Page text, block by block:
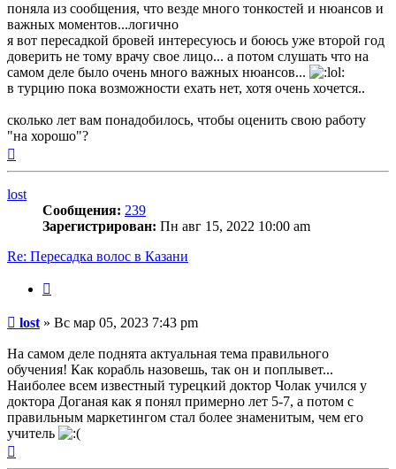
поняла из сообщения, что везде много тонкостей и нюансов и
важных моментов...логично
я вот пересадкой бровей интересуюсь и боюсь уже второй год
доверить не тому врачу свое лицо... а потом слушать что на
самом деле было очень много важных нюансов...
в турцию пока возможности ехать нет, хотя очень хочется..
сколько лет вам понадобилось, чтобы оценить свою работу
"на хорошо"?
lost
Сообщения: 239
Зарегистрирован: Пн авг 15, 2022 10:00 am
Re: Пересадка волос в Казани
Сообщение
lost » Вс мар 05, 2023 7:43 pm
На самом деле поднята актуальная тема правильного
обучения! Как корабль назовешь, так он и поплывет...
Наиболее всем известный турецкий доктор Чолак учился у
доктора Доганая как я понял примерно лет 5-7, а потом с
правильным маркетингом стал более знаменитым, чем его
учитель